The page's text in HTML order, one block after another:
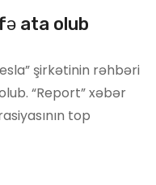
ata olub
şirkətinin rəhbəri
“Report” xəbər
top